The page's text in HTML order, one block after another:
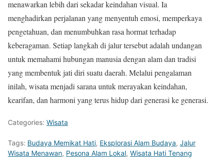
menawarkan lebih dari sekadar keindahan visual. Ia
menghadirkan perjalanan yang menyentuh emosi, memperkaya
pengetahuan, dan menumbuhkan rasa hormat terhadap
keberagaman. Setiap langkah di jalur tersebut adalah undangan
untuk memahami hubungan manusia dengan alam dan tradisi
yang membentuk jati diri suatu daerah. Melalui pengalaman
inilah, wisata menjadi sarana untuk merayakan keindahan,
kearifan, dan harmoni yang terus hidup dari generasi ke generasi.
Categories: Wisata
Tags: Budaya Memikat Hati, Eksplorasi Alam Budaya, Jalur
Wisata Menawan, Pesona Alam Lokal, Wisata Hati Tenang